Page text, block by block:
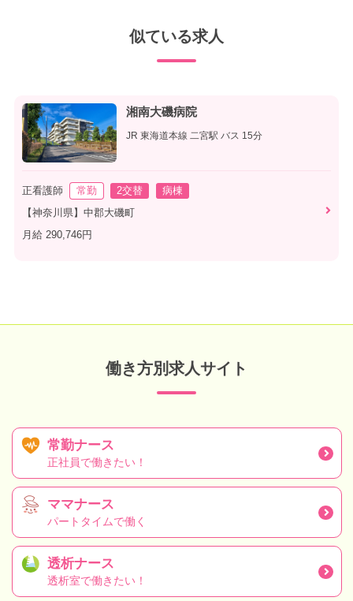
似ている求人
湘南大磯病院
JR 東海道本線 二宮駅 バス 15分
正看護師 常勤 2交替
病棟
【神奈川県】中郡大磯町
月給 290,746円
働き方別求人サイト
常勤ナース
正社員で働きたい！
ママナース
パートタイムで働く
透析ナース
透析室で働きたい！